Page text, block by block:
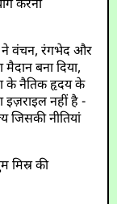
करना
ने वंचन, रंगभेद और
मैदान बना दिया,
के नैतिक हृदय के
इज़राइल नहीं है -
नीतियां
मिस्र की